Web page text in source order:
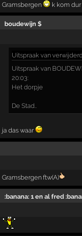
Gramsbergen k kom dur
boudewijn $
Uitspraak van
Uitspraak van
20:03:
Het dorpje
De Stad..
ja das waar
Gramsbergen ftw(A)
:banana: 1 en al fred